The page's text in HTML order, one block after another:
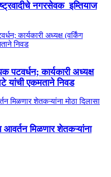
नगरसेवक इम्तियाज
कार्यकारी अध्यक्ष (वर्किंग
निवड
पटवर्धन; कार्यकारी अध्यक्ष
यांची एकमताने निवड
मिळणार शेतकऱ्यांना मोठा दिलासा
आवर्तन मिळणार शेतकऱ्यांना